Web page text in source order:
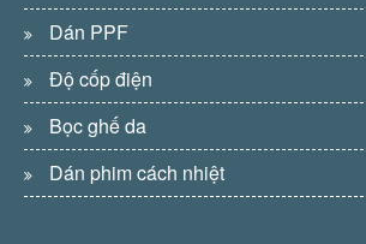
Dán PPF
Độ cốp điện
Bọc ghế da
Dán phim cách nhiệt